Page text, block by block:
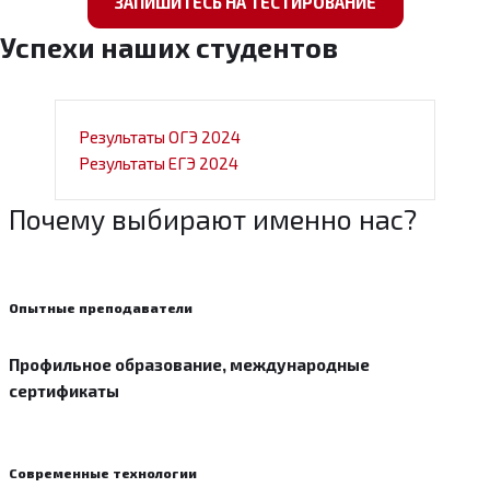
Успехи наших студентов
Результаты ОГЭ 2024
Результаты ЕГЭ 2024
Почему выбирают именно нас?
Опытные преподаватели
Профильное образование, международные
сертификаты
Современные технологии